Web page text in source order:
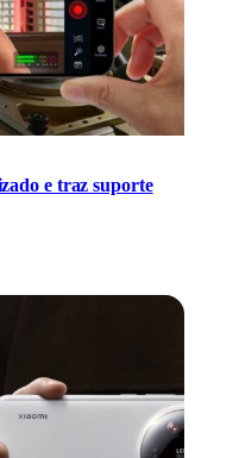
e traz suporte